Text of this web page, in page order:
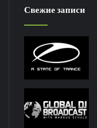
Свежие записи